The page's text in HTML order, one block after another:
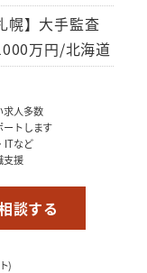
幌】大手監査
万円/北海道
求人多数
ートします
ITなど
支援
談する
)